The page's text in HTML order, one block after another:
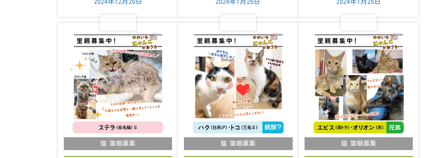
猫 里親募集 猫 里親募集 猫 里親募集